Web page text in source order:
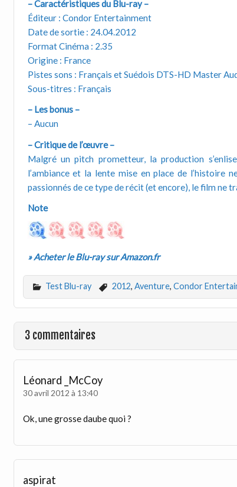
– Caractéristiques du Blu-ray –
Éditeur : Condor Entertainment
Date de sortie : 24.04.2012
Format Cinéma : 2.35
Origine : France
Pistes sons : Français et Suédois DTS-HD Master
Sous-titres : Français
– Les bonus –
– Aucun
– Critique de l’œuvre –
Malgré un pitch prometteur, la production
l’ambiance et la lente mise en place de l’histoire
passionnés de ce type de récit (et encore), le film ne
Note
» Acheter le Blu-ray sur Amazon.fr
Test Blu-ray 2012, Aventure, Condor
3 commentaires
Léonard _McCoy
30 avril 2012 à 13:40
Ok, une grosse daube quoi ?
aspirat